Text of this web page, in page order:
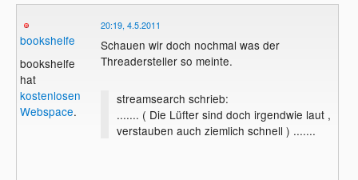
bookshelfe
bookshelfe
hat
kostenlosen
Webspace.
20:19, 4.5.2011
Schauen wir doch nochmal was der
Threadersteller so meinte.
streamsearch schrieb:
....... ( Die Lüfter sind doch irgendwie laut ,
verstauben auch ziemlich schnell ) .......